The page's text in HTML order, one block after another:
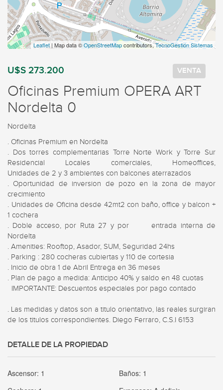
Leaflet| Map data ©OpenStreetMapcontributors,TecnoGestión Sistemas
U$S 273.200 VENTA
Oficinas Premium OPERA ART
Nordelta 0
Nordelta
. Oficinas Premium en Nordelta
. Dos torres complementarias Torre Norte Work y Torre Sur
Residencial Locales comerciales, Homeoffices,
Unidades de 2 y 3 ambientes con balcones aterrazados
. Oportunidad de inversion de pozo en la zona de mayor
crecimiento
. Unidades de Oficina desde 42mt2 con baño, office y balcon +
1 cochera
. Doble acceso, por Ruta 27 y por      entrada interna de
Nordelta
. Amenities: Rooftop, Asador, SUM, Seguridad 24hs
. Parking : 280 cocheras cubiertas y 110 de cortesia
. Inicio de obra 1 de Abril Entrega en 36 meses
. Plan de pago a medida: Anticipo 40% y saldo en 48 cuotas
. Las medidas y datos son a titulo orientativo, las reales surgiran
de los titulos correspondientes. Diego Ferraro, C.S.I 6153
DETALLE DE LA PROPIEDAD
Ascensor: 1 Baños: 1